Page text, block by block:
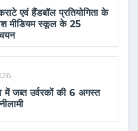
एवं हैंडबॉल प्रतियोगिता के
मीडियम स्कूल के 25
चयन
जब्त उर्वरकों की 6 अगस्त